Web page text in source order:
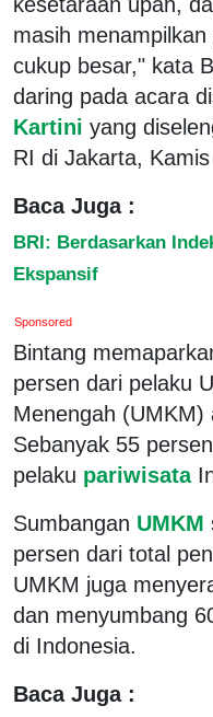
masih
cukup besar," kata
daring pada acara
Kartini yang
RI di Jakarta,
Baca Juga :
BRI: Berdasarkan
Ekspansif
Sponsored
Bintang
persen dari pelaku
Menengah (UMKM)
Sebanyak 55
pelaku pariwisata
Sumbangan UMKM
persen dari total
UMKM juga
dan menyumbang
di Indonesia.
Baca Juga :